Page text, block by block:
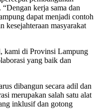
kerja sama dan
dapat menjadi contoh
kesejahteraan masyarakat
kami di Provinsi Lampung
yang baik dan
dibangun secara adil dan
merupakan salah satu alat
inklusif dan gotong